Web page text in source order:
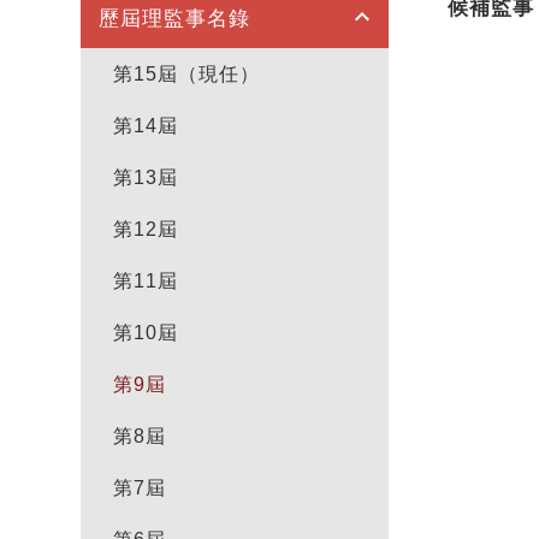
歷屆理監事名錄 keyboard_arrow_up
第15屆（現任）
第14屆
第13屆
第12屆
第11屆
第10屆
第9屆
第8屆
第7屆
候補監事